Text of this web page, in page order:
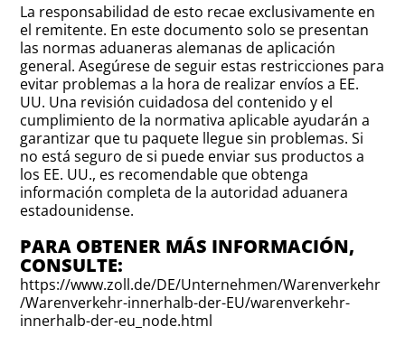
La responsabilidad de esto recae exclusivamente en
el remitente. En este documento solo se presentan
las normas aduaneras alemanas de aplicación
general. Asegúrese de seguir estas restricciones para
evitar problemas a la hora de realizar envíos a EE.
UU. Una revisión cuidadosa del contenido y el
cumplimiento de la normativa aplicable ayudarán a
garantizar que tu paquete llegue sin problemas. Si
no está seguro de si puede enviar sus productos a
los EE. UU., es recomendable que obtenga
información completa de la autoridad aduanera
estadounidense.
PARA OBTENER MÁS INFORMACIÓN,
CONSULTE:
https://www.zoll.de/DE/Unternehmen/Warenverkehr
/Warenverkehr-innerhalb-der-EU/warenverkehr-
innerhalb-der-eu_node.html